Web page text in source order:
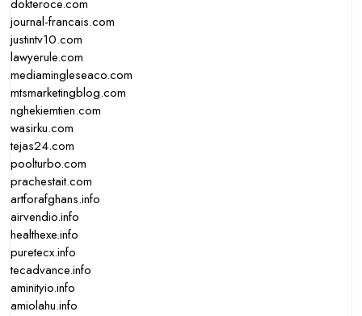
dokteroce.com
journal-francais.com
justintv10.com
lawyerule.com
mediamingleseaco.com
mtsmarketingblog.com
nghekiemtien.com
wasirku.com
tejas24.com
poolturbo.com
prachestait.com
artforafghans.info
airvendio.info
healthexe.info
puretecx.info
tecadvance.info
aminityio.info
amiolahu.info